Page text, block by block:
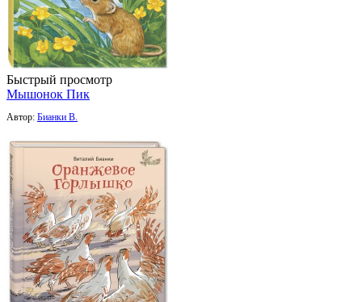
Быстрый просмотр
Мышонок Пик
Автор: Бианки В.